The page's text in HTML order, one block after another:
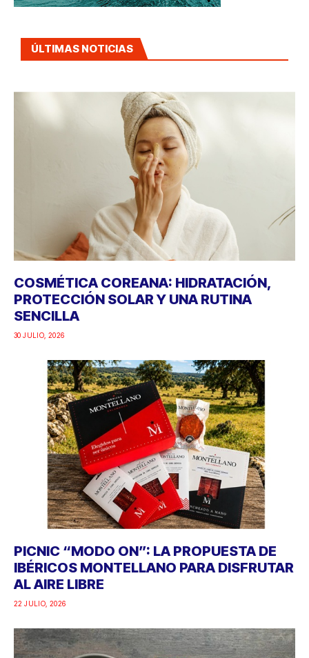
ÚLTIMAS NOTICIAS
COSMÉTICA COREANA: HIDRATACIÓN,
PROTECCIÓN SOLAR Y UNA RUTINA
SENCILLA
30 JULIO, 2026
PICNIC “MODO ON”: LA PROPUESTA DE
IBÉRICOS MONTELLANO PARA DISFRUTAR
AL AIRE LIBRE
22 JULIO, 2026